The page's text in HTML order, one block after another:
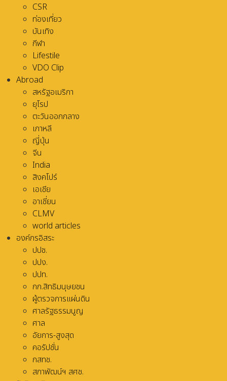
CSR
ท่องเที่ยว
บันเทิง
กีฬา
Lifestile
VDO Clip
Abroad
สหรัฐอเมริกา
ยุโรป
ตะวันออกกลาง
เกาหลี
ญี่ปุ่น
จีน
India
สิงคโปร์
เอเชีย
อาเชี่ยน
CLMV
world articles
องค์กรอิสระ
ปปช.
ปปง.
ปปท.
กก.สิทธิมนุษยชน
ผู้ตรวจการแผ่นดิน
ศาลรัฐธรรมนูญ
ศาล
อัยการ-สูงสุด
คอรัปชั่น
กสทช.
สภาพัฒน์ฯ สศช.